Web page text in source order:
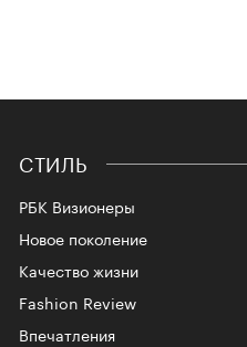
СТИЛЬ
РБК Визионеры
Новое поколение
Качество жизни
Fashion Review
Впечатления